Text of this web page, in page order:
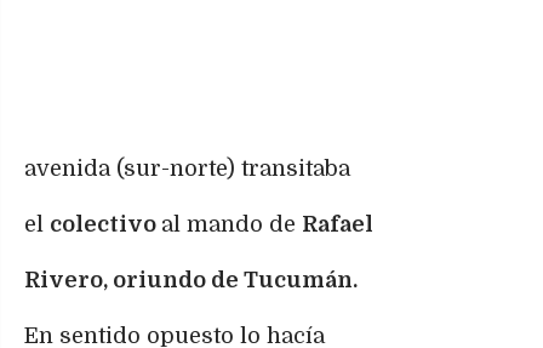
avenida (sur-norte) transitaba
el colectivo al mando de Rafael
Rivero, oriundo de Tucumán.
En sentido opuesto lo hacía